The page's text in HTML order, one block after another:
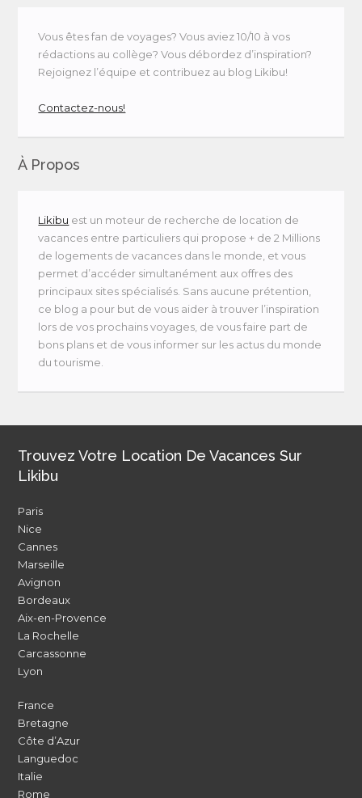
Vous êtes fan de voyages? Vous aviez 10/10 à vos
rédactions au collège? Vous débordez d’inspiration?
Rejoignez l’équipe et contribuez au blog Likibu!
Contactez-nous!
À Propos
Likibu est un moteur de recherche de location de
vacances entre particuliers qui propose + de 2 Millions
de logements de vacances dans le monde, et vous
permet d’accéder simultanément aux offres des
principaux sites spécialisés. Sans aucune prétention,
ce blog a pour but de vous aider à trouver l’inspiration
lors de vos prochains voyages, de vous faire part de
bons plans et de vous informer sur les actus du monde
du tourisme.
Trouvez Votre Location De Vacances Sur
Likibu
Paris
Nice
Cannes
Marseille
Avignon
Bordeaux
Aix-en-Provence
La Rochelle
Carcassonne
Lyon
France
Bretagne
Côte d’Azur
Languedoc
Italie
Rome